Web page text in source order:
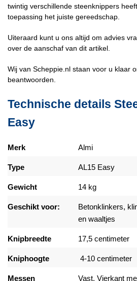
twintig verschillende steenknippers heeft
toepassing het juiste gereedschap.
Uiteraard kunt u ons altijd om advies
over de aanschaf van dit artikel.
Wij van Scheppie.nl staan voor u klaar
beantwoorden.
Technische details
Easy
Merk Almi
Type AL15 Easy
Gewicht 14 kg
Geschikt voor:
Betonklinkers,
en waaltjes
Knipbreedte 17,5 centimeter
Kniphoogte 4-10 centimeter
Messen Vast, Vierkant